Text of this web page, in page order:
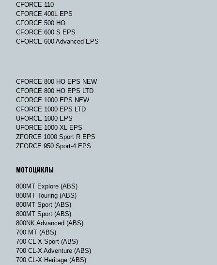
CFORCE 110
CFORCE 400L EPS
CFORCE 500 HO
CFORCE 600 S EPS
CFORCE 600 Advanced EPS
CFORCE 800 HO EPS NEW
CFORCE 800 HO EPS LTD
CFORCE 1000 EPS NEW
CFORCE 1000 EPS LTD
UFORCE 1000 EPS
UFORCE 1000 XL EPS
ZFORCE 1000 Sport R EPS
ZFORCE 950 Sport-4 EPS
МОТОЦИКЛЫ
800MT Explore (ABS)
800MT Touring (ABS)
800MT Sport (ABS)
800MT Sport (ABS)
800NK Advanced (ABS)
700 MT (ABS)
700 CL-X Sport (ABS)
700 CL-X Adventure (ABS)
700 CL-X Heritage (ABS)